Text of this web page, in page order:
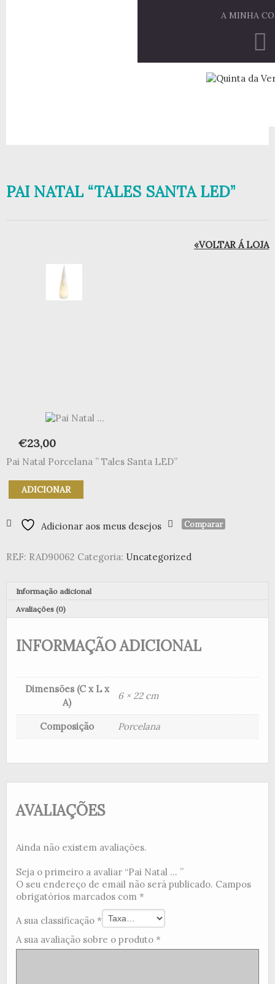
A MINHA
PAI NATAL “TALES SANTA LED”
«VOLTAR Á LOJA
€23,00
Pai Natal Porcelana ” Tales Santa LED”
Quantidade
de
Natal
"Tales
LED"
ADICIONAR
Adicionar aos meus desejos Comparar
REF: RAD90062 Categoria: Uncategorized
Informação adicional
Avaliações (0)
INFORMAÇÃO ADICIONAL
Dimensões (C x L x
A)
6 × 22 cm
Composição Porcelana
AVALIAÇÕES
Ainda não existem avaliações.
Seja o primeiro a avaliar “Pai Natal ... ”
O seu endereço de email não será publicado. Campos
obrigatórios marcados com *
A sua classificação *
A sua avaliação sobre o produto *